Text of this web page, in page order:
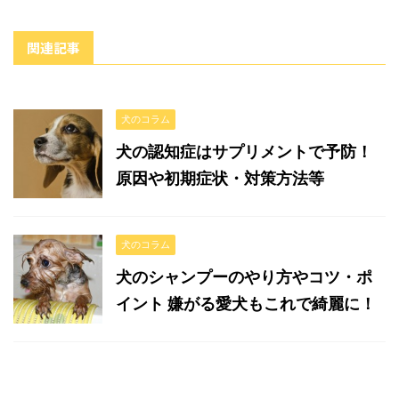
関連記事
犬のコラム
犬の認知症はサプリメントで予防！
原因や初期症状・対策方法等
犬のコラム
犬のシャンプーのやり方やコツ・ポ
イント 嫌がる愛犬もこれで綺麗に！